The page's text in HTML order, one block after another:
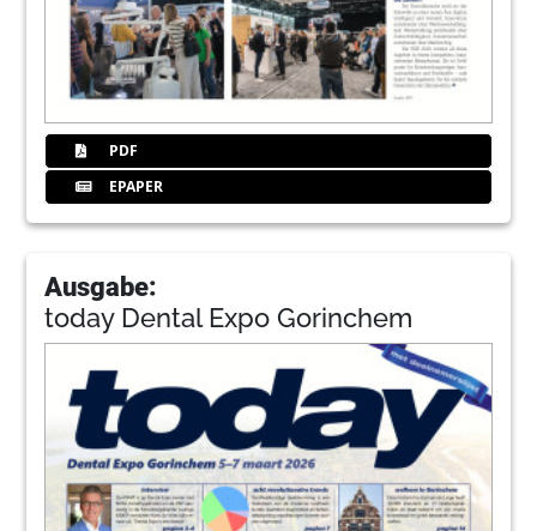
PDF
EPAPER
Ausgabe:
today Dental Expo Gorinchem